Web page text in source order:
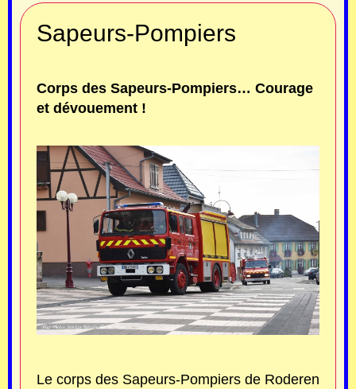
Sapeurs-Pompiers
Corps des Sapeurs-Pompiers… Courage
et dévouement !
Le corps des Sapeurs-Pompiers de Roderen